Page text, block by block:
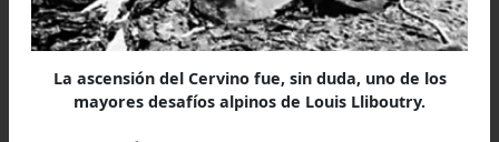
tranquilizaba los ánimos de la
especialmente, de nuestro biografiado.
Por sus destacados resultados durante su
Louis, no se le exigió ningún cargo